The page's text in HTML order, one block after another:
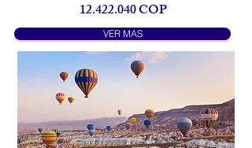
12.422.040COP
VER MAS